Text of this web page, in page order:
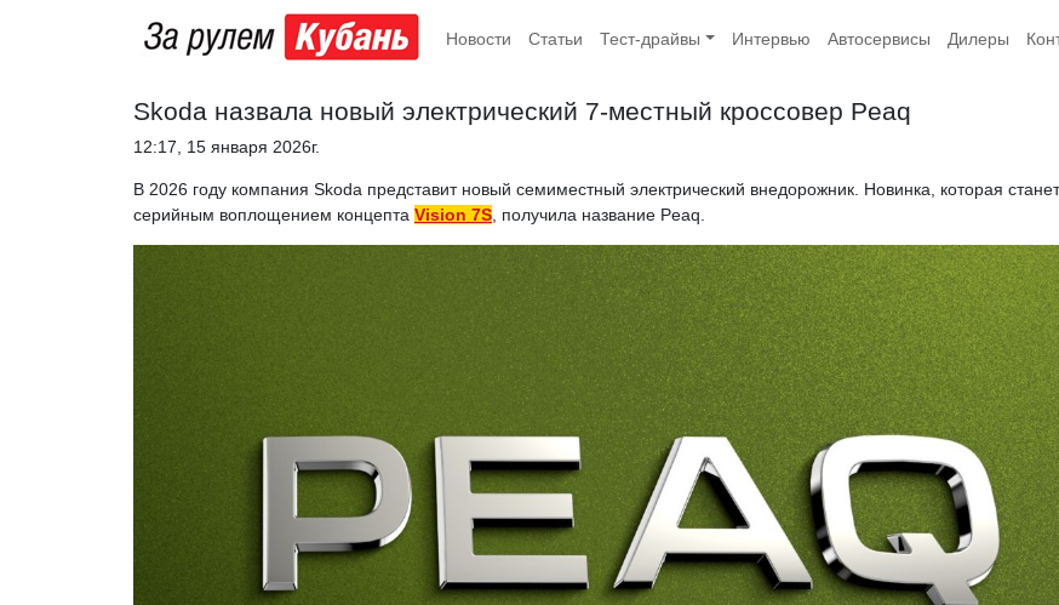
Новости Статьи Тест-драйвы Интервью Автосервисы Дилеры
Skoda назвала новый электрический 7-местный кроссовер Peaq
12:17, 15 января 2026г.
В 2026 году компания Skoda представит новый семиместный электрический внедорожник. Новинка, которая станет
серийным воплощением концепта Vision 7S , получила название Peaq.